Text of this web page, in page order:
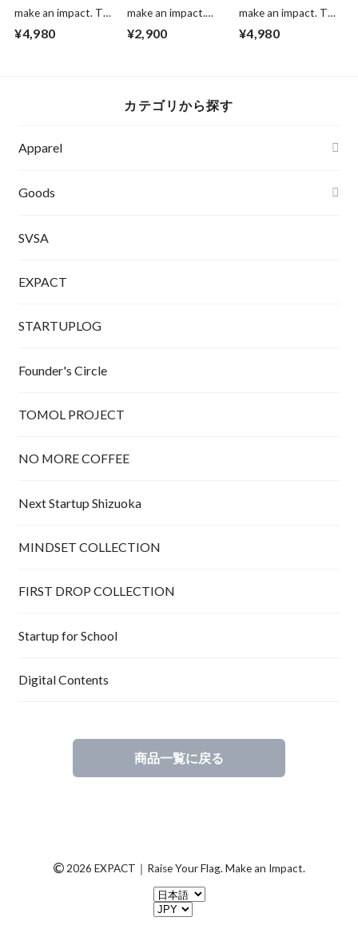
make an impact. T
¥4,980
make an impact.
¥2,900
make an impact. T
¥4,980
カテゴリから探す
Apparel
Tシャツ
Goods
SVSA
EXPACT
STARTUPLOG
Founder's Circle
TOMOL PROJECT
NO MORE COFFEE
Next Startup Shizuoka
MINDSET COLLECTION
FIRST DROP COLLECTION
Startup for School
Digital Contents
商品一覧に戻る
© 2026 EXPACT｜Raise Your Flag. Make an Impact.